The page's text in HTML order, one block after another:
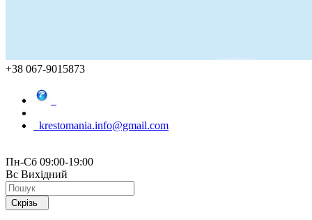
+38 067-9015873
krestomania.info@gmail.com
Пн-Сб 09:00-19:00
Вс Вихідний
Скрізь